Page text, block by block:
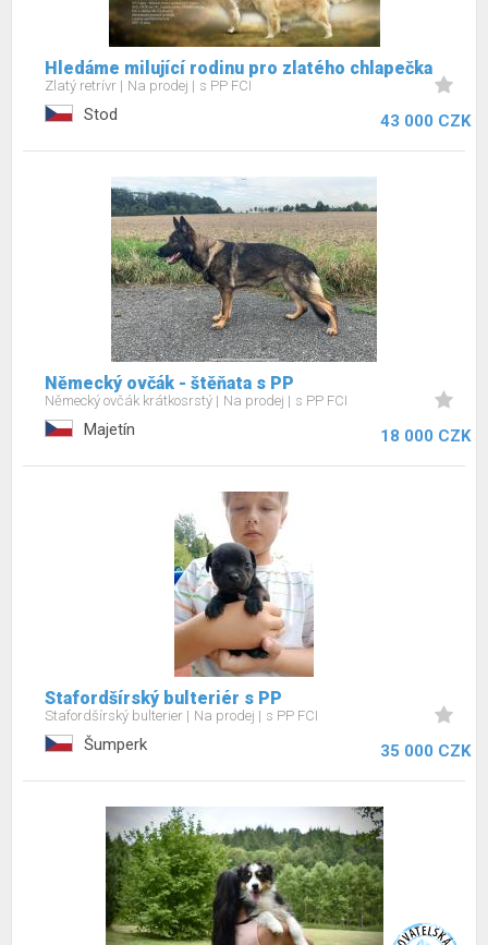
Hledáme milující rodinu pro zlatého chlapečka
Zlatý retrívr Na prodej s PP FCI
Stod 43 000 CZK
Německý ovčák - štěňata s PP
Německý ovčák krátkosrstý Na prodej s PP FCI
Majetín 18 000 CZK
Stafordšírský bulteriér s PP
Stafordšírský bulterier Na prodej s PP FCI
Šumperk 35 000 CZK